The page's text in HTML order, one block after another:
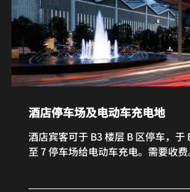
酒店停车场及电动车充电地
酒店宾客可于 B3 楼层 B 区停车，于
至 7 停车场给电动车充电。需要收费